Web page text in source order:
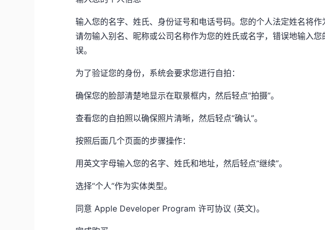
输入您的名字、姓氏、身份证号和电话号码。您的个人法定姓名将
请勿输入别名、昵称或公司名称作为您的姓氏或名字，错误地输入
误。
为了验证您的身份，系统会要求您进行自拍：
确保您的脸部清楚地显示在取景框内，然后轻点“拍摄”。
查看您的自拍照以确保照片清晰，然后轻点“确认”。
按照后面几个页面的步骤操作：
用英文字母输入您的名字、姓氏和地址，然后轻点“继续”。
选择“个人”作为实体类型。
同意 Apple Developer Program 许可协议 (英文)。